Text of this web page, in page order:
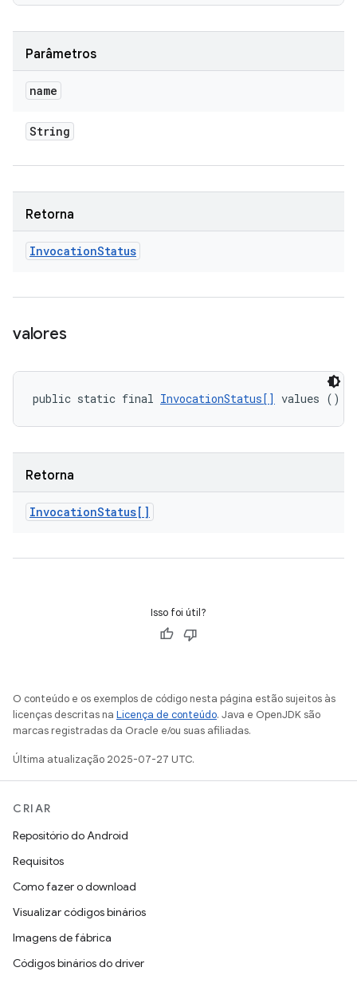
Parâmetros
name
String
Retorna
InvocationStatus
valores
public static final InvocationStatus[] values ()
Retorna
InvocationStatus[]
Isso foi útil?
O conteúdo e os exemplos de código nesta página estão sujeitos às
licenças descritas na Licença de conteúdo. Java e OpenJDK são
marcas registradas da Oracle e/ou suas afiliadas.
Última atualização 2025-07-27 UTC.
CRIAR
Repositório do Android
Requisitos
Como fazer o download
Visualizar códigos binários
Imagens de fábrica
Códigos binários do driver